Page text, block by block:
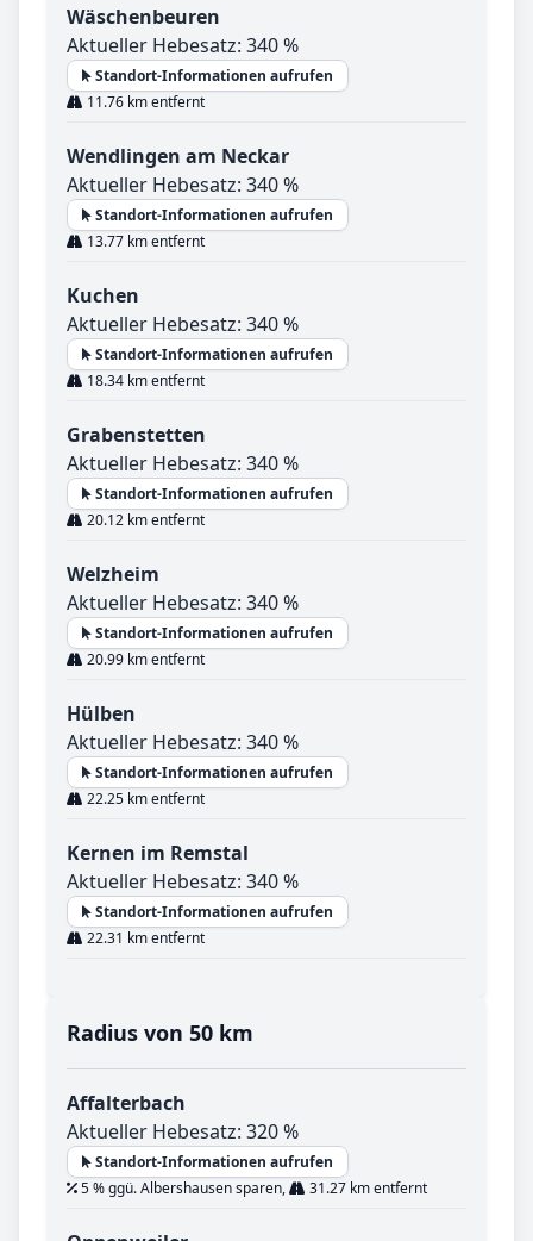
Wäschenbeuren
Aktueller Hebesatz: 340 %
Standort-Informationen aufrufen
11.76 km entfernt
Wendlingen am Neckar
Aktueller Hebesatz: 340 %
Standort-Informationen aufrufen
13.77 km entfernt
Kuchen
Aktueller Hebesatz: 340 %
Standort-Informationen aufrufen
18.34 km entfernt
Grabenstetten
Aktueller Hebesatz: 340 %
Standort-Informationen aufrufen
20.12 km entfernt
Welzheim
Aktueller Hebesatz: 340 %
Standort-Informationen aufrufen
20.99 km entfernt
Hülben
Aktueller Hebesatz: 340 %
Standort-Informationen aufrufen
22.25 km entfernt
Kernen im Remstal
Aktueller Hebesatz: 340 %
Standort-Informationen aufrufen
22.31 km entfernt
Radius von 50 km
Affalterbach
Aktueller Hebesatz: 320 %
Standort-Informationen aufrufen
5 % ggü. Albershausen sparen,
31.27 km entfernt